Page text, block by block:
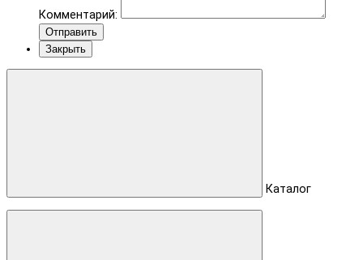
Комментарий:
Отправить
Закрыть
Каталог